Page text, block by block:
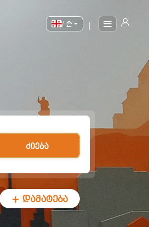
/
ძიება
+ დამატება